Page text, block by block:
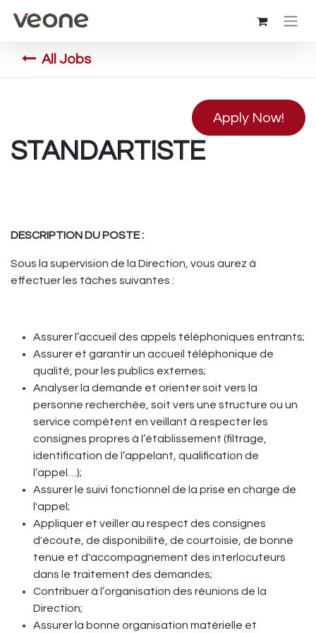
All Jobs
Apply Now!
STANDARTISTE
DESCRIPTION DU POSTE :
Sous la supervision de la Direction, vous aurez à
effectuer les tâches suivantes :
Assurer l’accueil des appels téléphoniques entrants;
Assurer et garantir un accueil téléphonique de
qualité, pour les publics externes;
Analyser la demande et orienter soit vers la
personne recherchée, soit vers une structure ou un
service compétent en veillant à respecter les
consignes propres à l’établissement (filtrage,
identification de l’appelant, qualification de
l’appel…);
Assurer le suivi fonctionnel de la prise en charge de
l'appel;
Appliquer et veiller au respect des consignes
d'écoute, de disponibilité, de courtoisie, de bonne
tenue et d'accompagnement des interlocuteurs
dans le traitement des demandes;
Contribuer à l’organisation des réunions de la
Direction;
Assurer la bonne organisation matérielle et